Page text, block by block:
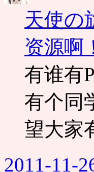
天使の
资源啊
有谁有
有个同
望大家
2011-11-